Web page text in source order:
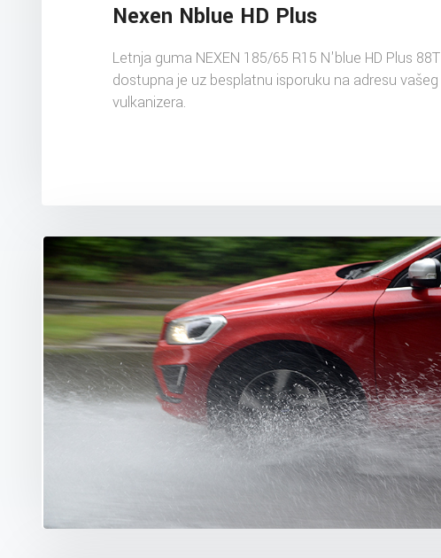
Nexen Nblue HD Plus
Letnja guma NEXEN 185/65 R15 N'blue HD Plus 88T
dostupna je uz besplatnu isporuku na adresu vašeg
vulkanizera.